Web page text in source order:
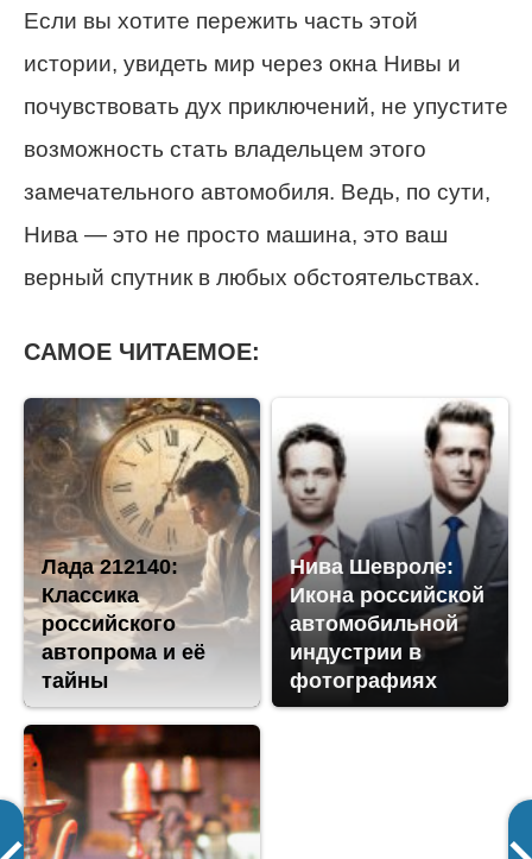
Если вы хотите пережить часть этой
истории, увидеть мир через окна Нивы и
почувствовать дух приключений, не упустите
возможность стать владельцем этого
замечательного автомобиля. Ведь, по сути,
Нива — это не просто машина, это ваш
верный спутник в любых обстоятельствах.
САМОЕ ЧИТАЕМОЕ:
Лада 212140:
Классика
российского
автопрома и её
тайны
Нива Шевроле:
Икона российской
автомобильной
индустрии в
фотографиях